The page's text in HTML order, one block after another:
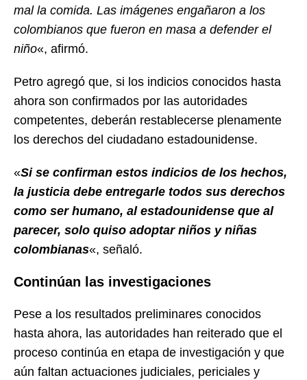
mal la comida. Las imágenes engañaron a los
colombianos que fueron en masa a defender el
niño«, afirmó.
Petro agregó que, si los indicios conocidos hasta
ahora son confirmados por las autoridades
competentes, deberán restablecerse plenamente
los derechos del ciudadano estadounidense.
«Si se confirman estos indicios de los hechos,
la justicia debe entregarle todos sus derechos
como ser humano, al estadounidense que al
parecer, solo quiso adoptar niños y niñas
colombianas«, señaló.
Continúan las investigaciones
Pese a los resultados preliminares conocidos
hasta ahora, las autoridades han reiterado que el
proceso continúa en etapa de investigación y que
aún faltan actuaciones judiciales, periciales y